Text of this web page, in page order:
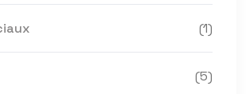
(1)
(5)